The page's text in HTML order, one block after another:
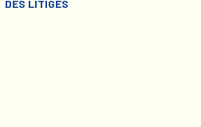
DES LITIGES